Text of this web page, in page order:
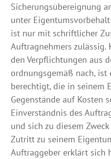
Sicherungsübereignung
unter
ist nur mit schriftlicher
Auftragnehmers
den Verpflichtungen aus
ordnungsgemäß nach, ist
berechtigt, die in seinem
Gegenstände auf Kosten
Einverständnis des
und sich zu diesem
Zutritt zu seinem
Auftraggeber erklärt sich